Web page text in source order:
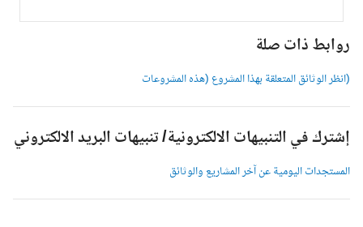
روابط ذات صلة
(انظر الوثائق المتعلقة بهذا المشروع (هذه المشروعات
إشترك في التنبيهات الالكترونية/ تنبيهات البريد الالكتروني
المستجدات اليومية عن آخر المشاريع والوثائق